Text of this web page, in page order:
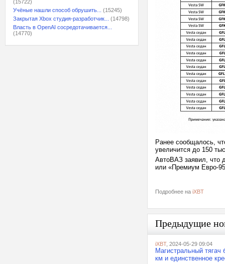
(15722)
Учёные нашли способ обрушить...
(15245)
Закрытая Xbox студия-разработчик...
(14798)
Власть в OpenAI сосредотачивается...
(14770)
Ранее сообщалось,
увеличится до 150
АвтоВАЗ заявил, что
или «Премиум Евро-
Подробнее на iXBT
Предыдущие
iXBT, 2024-05-29 09:04
Магистральный
км и единственное